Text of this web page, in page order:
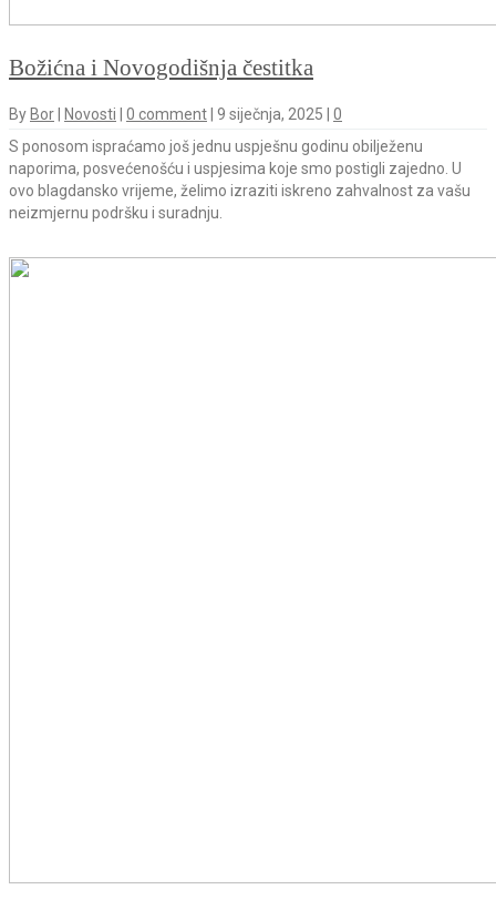
Božićna i Novogodišnja čestitka
By Bor Novosti 0 comment 9 siječnja, 2025
0
S ponosom ispraćamo još jednu uspješnu godinu obilježenu
naporima, posvećenošću i uspjesima koje smo postigli zajedno. U
ovo blagdansko vrijeme, želimo izraziti iskreno zahvalnost za vašu
neizmjernu podršku i suradnju.